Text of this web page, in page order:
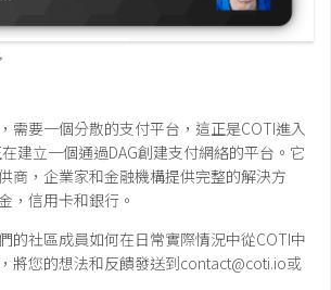
需要一個分散的支付平台，這正是COTI進入
建立一個通過DAG創建支付網絡的平台。它
商，企業家和金融機構提供完整的解決方
，信用卡和銀行。
的社區成員如何在日常實際情況中從COTI中
將您的想法和反饋發送到contact@coti.io或